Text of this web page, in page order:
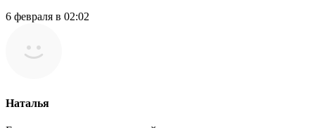
6 февраля в 02:02
Наталья